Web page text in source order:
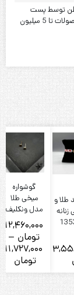
توسط پست
پیشتاز / ارسال محصولات تا 5 میلیون
و
گوشواره
میخی طلا
مدل ونکلیف
12,460,000
تومان –
11,727,000
تومان